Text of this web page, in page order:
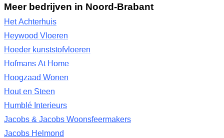
Meer bedrijven in Noord-Brabant
Het Achterhuis
Heywood Vloeren
Hoeder kunststofvloeren
Hofmans At Home
Hoogzaad Wonen
Hout en Steen
Humblé Interieurs
Jacobs & Jacobs Woonsfeermakers
Jacobs Helmond